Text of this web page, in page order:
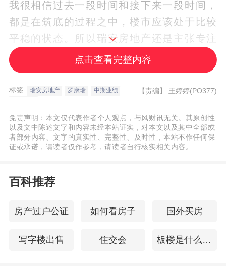
我很相信过去一段时间和接下来一段时间，
都是在筑底的过程之中，楼市应该处于比较
平稳的状态。所以瑞安房地产还是主张专注
重点市场，保守投资，用轻资产来经营。最
重要的是保证公司现金流的稳定，再做投
资。
上半年租金收入17.81亿
逆势增长显稳健
2025年上半年，瑞安房地产的租金及相关收
元，保持增长。
在瑞安房地产的在建和待开发商业物业组合
点击查看完整内容
标签: 瑞安房地产 罗康瑞
中期业绩
【责编】 王婷婷(PO377)
免责声明：本文仅代表作者个人观点，与风财讯无关。其原创性
以及文中陈述文字和内容未经本站证实，对本文以及其中全部或
者部分内容、文字的真实性、完整性、及时性，本站不作任何保
证或承诺，请读者仅作参考，请读者自行核实相关内容。
百科推荐
房产过户公证 如何看房子 国外买房
写字楼出售 住交会 板楼是什么意思